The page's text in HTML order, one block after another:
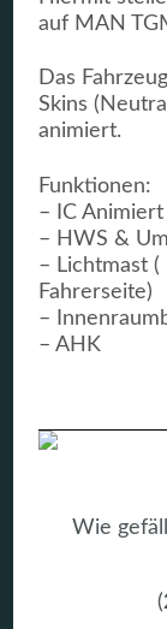
auf MAN
Das
Skins
animiert.
Funktionen:
– IC
– HWS &
– Lichtmast (
Fahrerseite)
–
– AHK
Wie
(